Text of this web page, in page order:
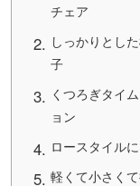
チェア
しっかりとし
子
くつろぎタイ
ョン
ロースタイル
軽くて小さく